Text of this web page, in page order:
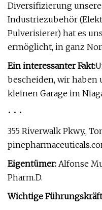
Diversifizierung
Industriezubehör
Pulverisierer) hat es
ermöglicht, in ganz
Ein interessanter Fakt:
bescheiden, wir
kleinen Garage im
• • •
355 Riverwalk Pkwy.,
Eigentümer: Alfonse
Pharm.D.
Wichtige